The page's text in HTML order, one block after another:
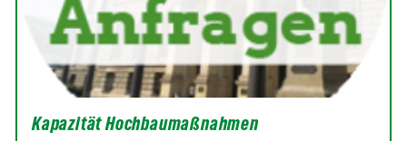
Kapazität Hochbaumaßnahmen